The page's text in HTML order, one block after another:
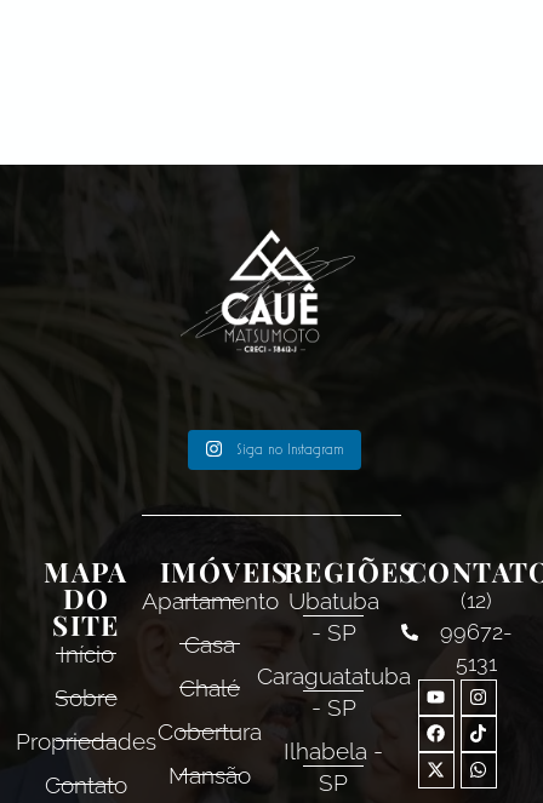
Siga no Instagram
MAPA
DO
SITE
Início
Sobre
Propriedades
Contato
IMÓVEIS
Apartamento
Casa
Chalé
Cobertura
Mansão
REGIÕES
Ubatuba
- SP
Caraguatatuba
- SP
Ilhabela -
SP
(12)
99672-
5131